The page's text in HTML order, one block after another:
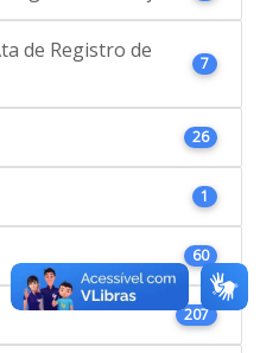
de Registro de
7
26
1
60
207